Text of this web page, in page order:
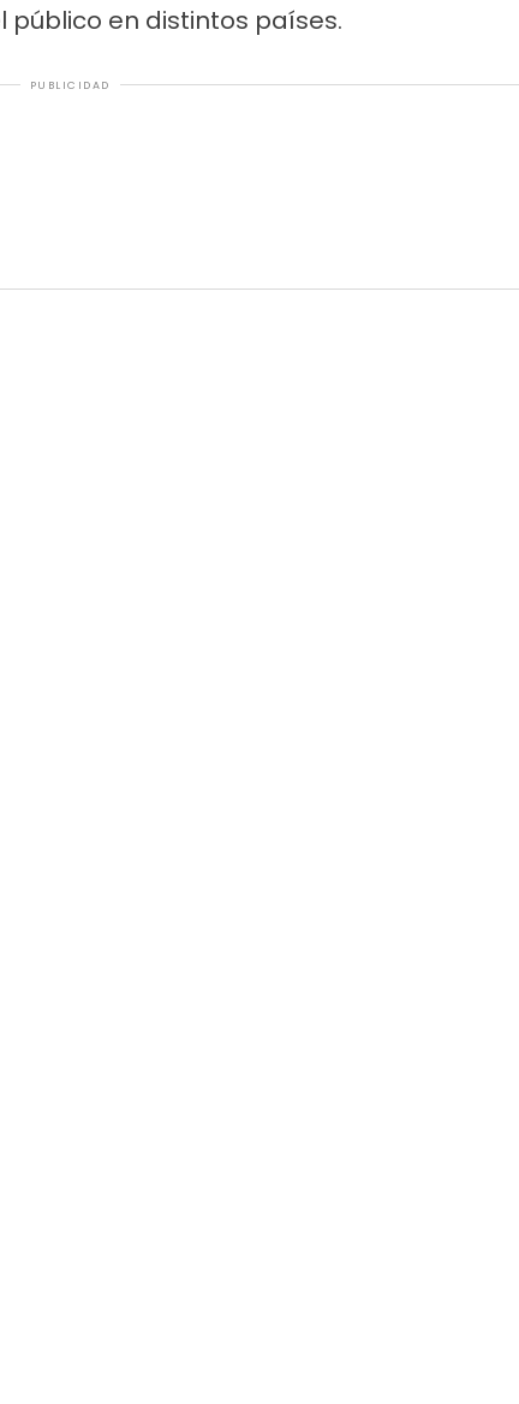
en distintos países.
PUBLICIDAD